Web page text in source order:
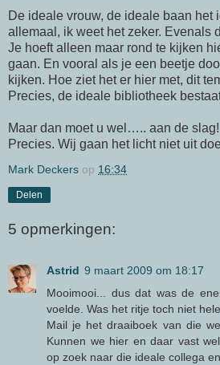
De ideale vrouw, de ideale baan het
allemaal, ik weet het zeker. Evenals
Je hoeft alleen maar rond te kijken
gaan. En vooral als je een beetje
kijken. Hoe ziet het er hier met, dit
Precies, de ideale bibliotheek
Maar dan moet u wel….. aan de slag!
Precies. Wij gaan het licht niet uit
Mark Deckers op 16:34
Delen
5 opmerkingen:
Astrid 9 maart 2009 om 18:17
Mooimooi... dus dat was de
voelde. Was het ritje toch niet
Mail je het draaiboek van die
Kunnen we hier en daar vast
op zoek naar die ideale collega